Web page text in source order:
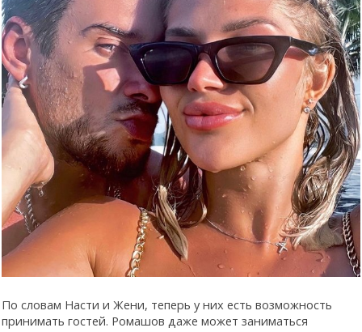
По словам Насти и Жени, теперь у них есть возможность
принимать гостей. Ромашов даже может заниматься